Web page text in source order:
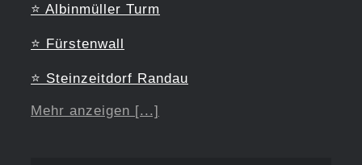
⭐ Albinmüller Turm
⭐ Fürstenwall
⭐ Steinzeitdorf Randau
Mehr anzeigen [...]